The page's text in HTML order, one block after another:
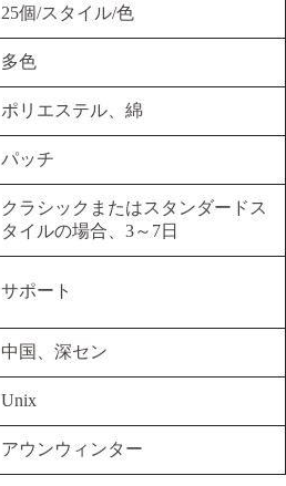
25個/スタイル/色
多色
ポリエステル、綿
パッチ
クラシックまたはスタンダードス
タイルの場合、3～7日
サポート
中国、深セン
Unix
アウンウィンター